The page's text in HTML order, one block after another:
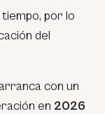
por lo
del
con un
en 2026